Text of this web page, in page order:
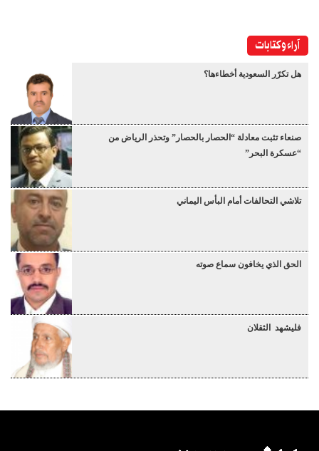
آراء وكتابات
هل تكرّر السعودية أخطاءها؟
صنعاء تثبت معادلة “الحصار بالحصار” وتحذر الرياض من
“عسكرة البحر”
تلاشي التحالفات أمام البأس اليماني
الحق الذي يخافون سماع صوته
فليشهد الثقلان